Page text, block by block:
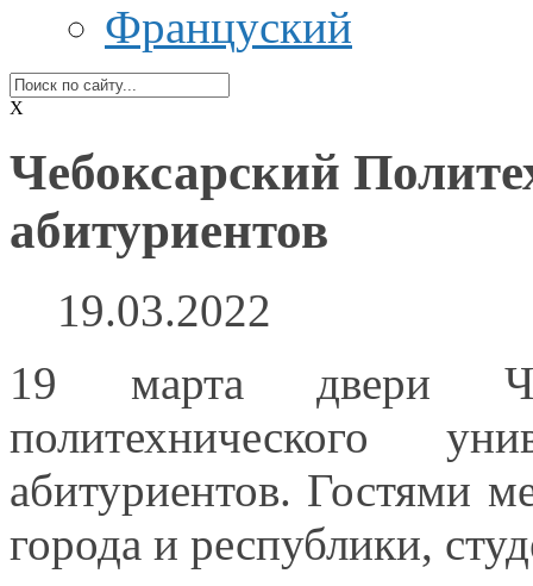
Француский
X
Чебоксарский
абитуриентов
19.03.2022
19 марта двери
политехнического
абитуриентов. Гостями
города и республики,